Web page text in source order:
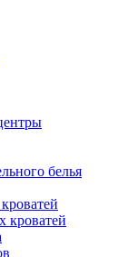
белья
кроватей